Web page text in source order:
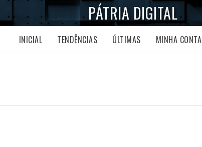
PÁTRIA DIGITAL
INICIAL TENDÊNCIAS ÚLTIMAS MINHA CONTA